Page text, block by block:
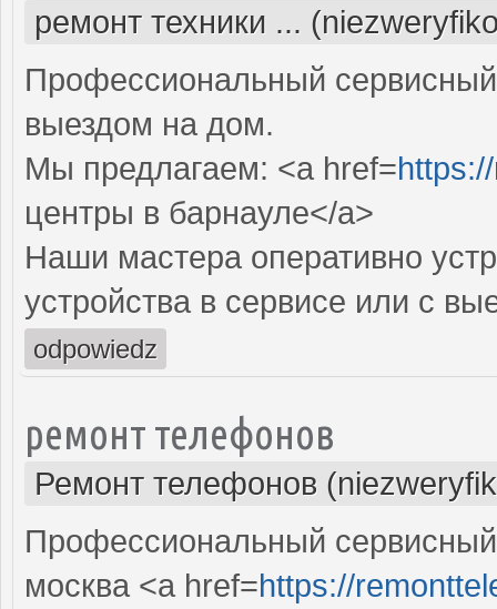
ремонт техники ...
Профессиональный
выездом на дом.
Мы предлагаем: <a href=
центры в барнауле</a>
Наши мастера оперативно
устройства в сервисе или с
odpowiedz
ремонт телефонов
Ремонт телефонов
Профессиональный
москва <a href=https://